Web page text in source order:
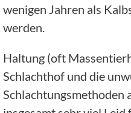
wenigen Jahren als
werden.
Haltung (oft
Schlachthof und die
Schlachtungsmethoden